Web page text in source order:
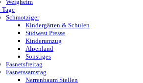
Weigheim
Tage
Schmotziger
Kindergärten & Schulen
Südwest Presse
Kinderumzug
Alpenland
Sonstiges
Fasnetsfreitag
Fasnetssamstag
Narrenbaum Stellen